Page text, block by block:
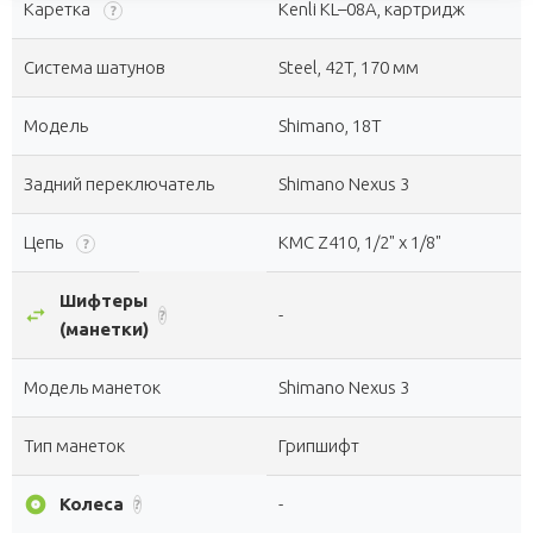
Каретка ? Kenli KL–08A, картридж
Система шатунов Steel, 42T, 170 мм
Модель Shimano, 18T
Задний переключатель Shimano Nexus 3
Цепь ? KMC Z410, 1/2" х 1/8"
swap_horiz
Шифтеры
(манетки)
? -
Модель манеток Shimano Nexus 3
Тип манеток Грипшифт
album Колеса ? -